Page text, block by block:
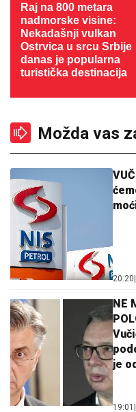
Raj na 800 metara
nadmorske visine:
Nekadašnji vulkan
Ostrvica u srcu Srbije
danas je popularna
turistička destinacija
Možda vas
20:20|
NE
je
19:01 |